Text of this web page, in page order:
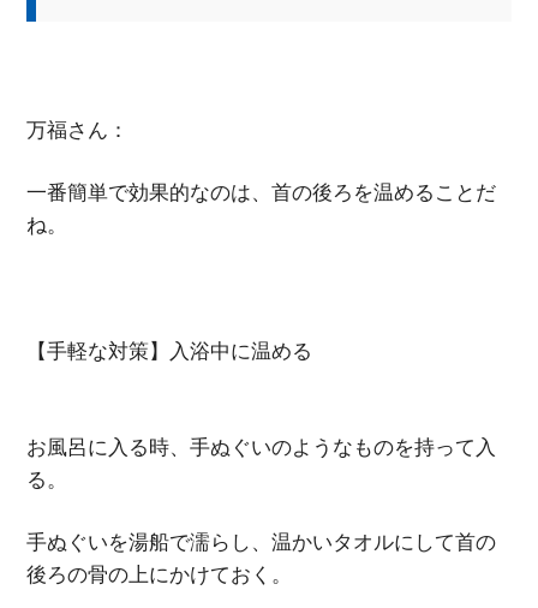
万福さん：
一番簡単で効果的なのは、首の後ろを温めることだ
ね。
【手軽な対策】入浴中に温める
お風呂に入る時、手ぬぐいのようなものを持って入
る。
手ぬぐいを湯船で濡らし、温かいタオルにして首の
後ろの骨の上にかけておく。